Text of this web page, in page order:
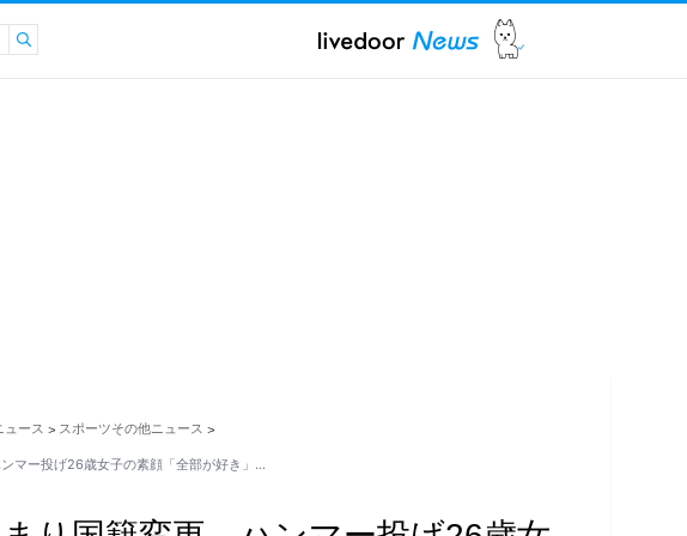
ュース > スポーツその他ニュース >
マー投げ26歳女子の素顔「全部が好き」…